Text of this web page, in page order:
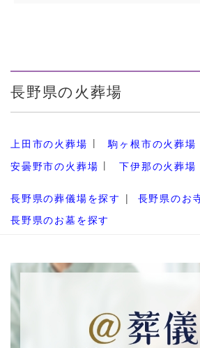
長野県の火葬場
上田市の火葬場
駒ヶ根市の火葬場
安曇野市の火葬場
下伊那の火葬場
長野県の葬儀場を探す
長野県のお
長野県のお墓を探す